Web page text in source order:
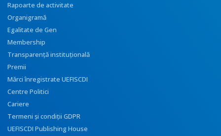
Rapoarte de activitate
Organigramă
Egalitate de Gen
Membership
Transparenţă instituţională
Premii
Mărci înregistrate UEFISCDI
Centre Politici
Cariere
Termeni și condiții GDPR
UEFISCDI Publishing House